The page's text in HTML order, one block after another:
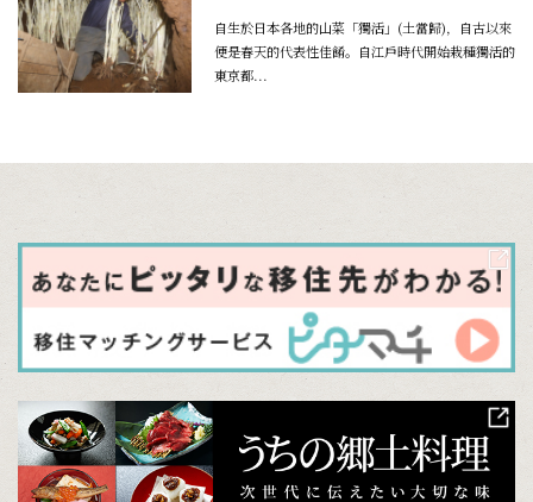
自生於日本各地的山菜「獨活」(土當歸)，自古以來
便是春天的代表性佳餚。自江戶時代開始栽種獨活的
東京都...